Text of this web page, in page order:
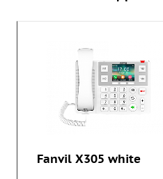
Fanvil X305 white